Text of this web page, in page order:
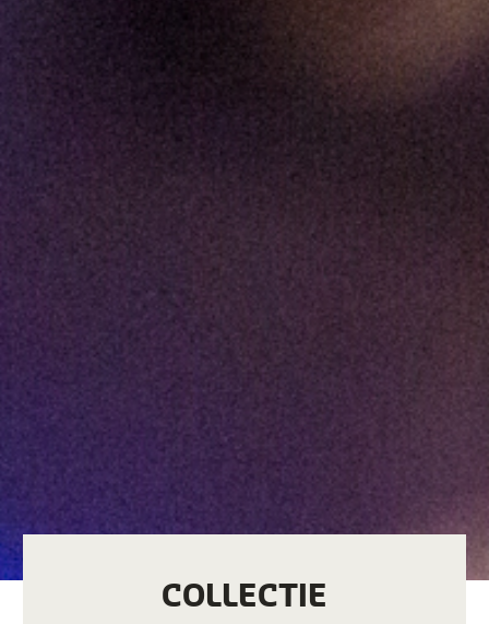
COLLECTIE